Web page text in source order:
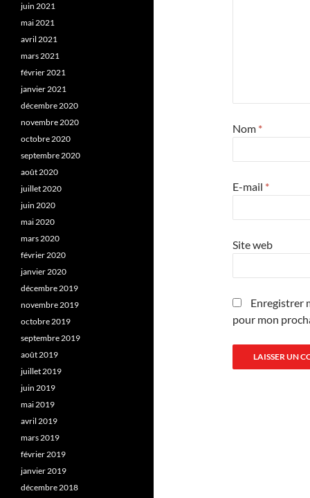
Nom *
E-mail *
Site web
Enregistrer
pour mon
juin 2021
mai 2021
avril 2021
mars 2021
février 2021
janvier 2021
décembre 2020
novembre 2020
octobre 2020
septembre 2020
août 2020
juillet 2020
juin 2020
mai 2020
mars 2020
février 2020
janvier 2020
décembre 2019
novembre 2019
octobre 2019
septembre 2019
août 2019
juillet 2019
juin 2019
mai 2019
avril 2019
mars 2019
février 2019
janvier 2019
décembre 2018